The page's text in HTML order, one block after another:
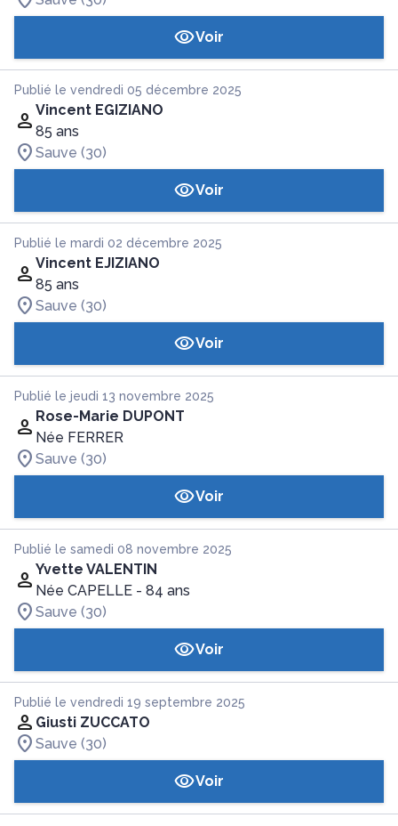
Voir
Publié le vendredi 05 décembre 2025
Vincent EGIZIANO
85 ans
Sauve (30)
Voir
Publié le mardi 02 décembre 2025
Vincent EJIZIANO
85 ans
Sauve (30)
Voir
Publié le jeudi 13 novembre 2025
Rose-Marie DUPONT
Née FERRER
Sauve (30)
Voir
Publié le samedi 08 novembre 2025
Yvette VALENTIN
Née CAPELLE - 84 ans
Sauve (30)
Voir
Publié le vendredi 19 septembre 2025
Giusti ZUCCATO
Sauve (30)
Voir